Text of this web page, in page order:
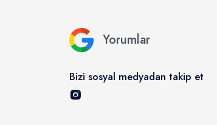
Yorumlar
Bizi sosyal medyadan takip et